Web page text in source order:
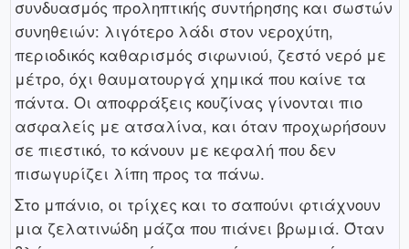
συνδυασμός προληπτικής συντήρησης και σωστών
συνηθειών: λιγότερο λάδι στον νεροχύτη,
περιοδικός καθαρισμός σιφωνιού, ζεστό νερό με
μέτρο, όχι θαυματουργά χημικά που καίνε τα
πάντα. Οι αποφράξεις κουζίνας γίνονται πιο
ασφαλείς με ατσαλίνα, και όταν προχωρήσουν
σε πιεστικό, το κάνουν με κεφαλή που δεν
πισωγυρίζει λίπη προς τα πάνω.
Στο μπάνιο, οι τρίχες και το σαπούνι φτιάχνουν
μια ζελατινώδη μάζα που πιάνει βρωμιά. Όταν